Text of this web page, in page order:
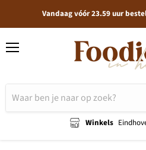
Vandaag vóór 23.59 uur
Winkels